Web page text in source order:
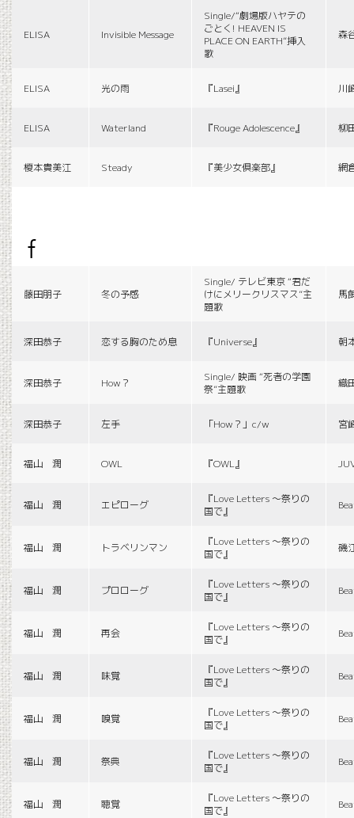
ELISA Invisible Message
Single/“劇場版ハヤテの
ごとく! HEAVEN IS
PLACE ON EARTH”挿入
歌
森
ELISA 光の雨 『Lasei』 川
ELISA Waterland 『Rouge Adolescence』 柳
榎本貴美江 Steady 『美少女倶楽部』 網
f
藤田朋子 冬の予感
Single/ テレビ東京 “君だ
けにメリークリスマス”主
題歌
馬
深田恭子 恋する胸のため息 『Universe』 朝
深田恭子 How？
Single/ 映画 “死者の学園
祭”主題歌
織
深田恭子 左手 「How？」c/w 宮
福山 潤 OWL 『OWL』
福山 潤 エピローグ
『Love Letters 〜祭りの
国で』
福山 潤 トラベリンマン
『Love Letters 〜祭りの
国で』
磯
福山 潤 プロローグ
『Love Letters 〜祭りの
国で』
福山 潤 再会
『Love Letters 〜祭りの
国で』
福山 潤 味覚
『Love Letters 〜祭りの
国で』
福山 潤 嗅覚
『Love Letters 〜祭りの
国で』
福山 潤 祭典
『Love Letters 〜祭りの
国で』
福山 潤 聴覚
『Love Letters 〜祭りの
国で』